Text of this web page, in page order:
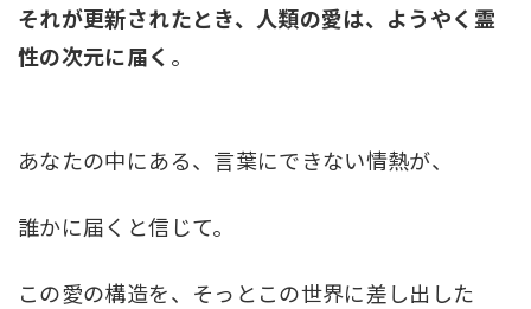
それが更新されたとき、人類の愛は、ようやく霊
性の次元に届く 。
あなたの中にある、言葉にできない情熱が、
誰かに届くと信じて。
この愛の構造を、そっとこの世界に差し出した